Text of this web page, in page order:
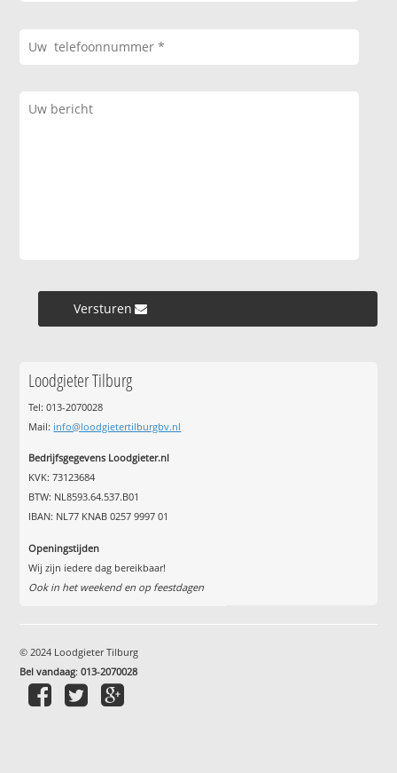
Versturen »
Loodgieter Tilburg
Tel: 013-2070028
Mail: info@loodgietertilburgbv.nl
Bedrijfsgegevens Loodgieter.nl
KVK: 73123684
BTW: NL8593.64.537.B01
IBAN: NL77 KNAB 0257 9997 01
Openingstijden
Wij zijn iedere dag bereikbaar!
Ook in het weekend en op feestdagen
© 2024 Loodgieter Tilburg
Bel vandaag:013-2070028